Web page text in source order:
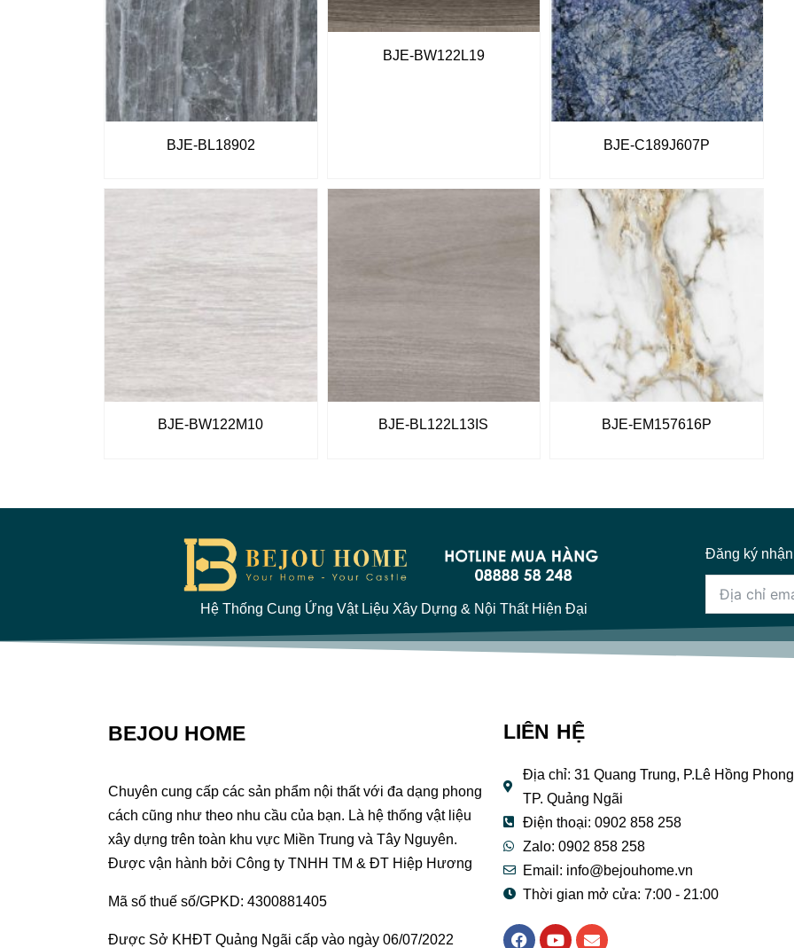
BJE-BL18902
BJE-BW122L19
BJE-C189J607P
BJE-BW122M10 BJE-BL122L13IS BJE-EM157616P
Hệ Thống Cung Ứng Vật Liệu Xây Dựng & Nội Thất Hiện Đại
Đăng ký
BEJOU HOME
Chuyên cung cấp các sản phẩm nội thất với đa dạng phong
cách cũng như theo nhu cầu của bạn. Là hệ thống vật liệu
xây dựng trên toàn khu vực Miền Trung và Tây Nguyên.
Được vận hành bởi Công ty TNHH TM & ĐT Hiệp Hương
Mã số thuế số/GPKD: 4300881405
Được Sở KHĐT Quảng Ngãi cấp vào ngày 06/07/2022
LIÊN HỆ
Địa chỉ: 31 Quang Trung, P.Lê Hồng
TP. Quảng Ngãi
Điện thoại: 0902 858 258
Zalo: 0902 858 258
Email: info@bejouhome.vn
Thời gian mở cửa: 7:00 - 21:00
F
Y
E